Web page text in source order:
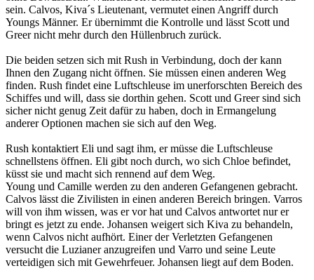
sein. Calvos, Kiva´s Lieutenant, vermutet einen Angriff durch
Youngs Männer. Er übernimmt die Kontrolle und lässt Scott und
Greer nicht mehr durch den Hüllenbruch zurück.
Die beiden setzen sich mit Rush in Verbindung, doch der kann
Ihnen den Zugang nicht öffnen. Sie müssen einen anderen Weg
finden. Rush findet eine Luftschleuse im unerforschten Bereich des
Schiffes und will, dass sie dorthin gehen. Scott und Greer sind sich
sicher nicht genug Zeit dafür zu haben, doch in Ermangelung
anderer Optionen machen sie sich auf den Weg.
Rush kontaktiert Eli und sagt ihm, er müsse die Luftschleuse
schnellstens öffnen. Eli gibt noch durch, wo sich Chloe befindet,
küsst sie und macht sich rennend auf dem Weg.
Young und Camille werden zu den anderen Gefangenen gebracht.
Calvos lässt die Zivilisten in einen anderen Bereich bringen. Varros
will von ihm wissen, was er vor hat und Calvos antwortet nur er
bringt es jetzt zu ende. Johansen weigert sich Kiva zu behandeln,
wenn Calvos nicht aufhört. Einer der Verletzten Gefangenen
versucht die Luzianer anzugreifen und Varro und seine Leute
verteidigen sich mit Gewehrfeuer. Johansen liegt auf dem Boden.